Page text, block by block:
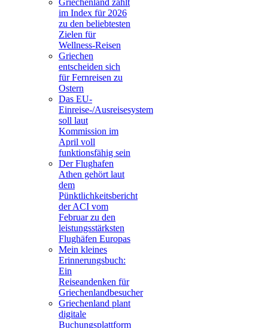
Griechenland zählt
im Index für 2026
zu den beliebtesten
Zielen für
Wellness-Reisen
Griechen
entscheiden sich
für Fernreisen zu
Ostern
Das EU-
Einreise-/Ausreisesystem
soll laut
Kommission im
April voll
funktionsfähig sein
Der Flughafen
Athen gehört laut
dem
Pünktlichkeitsbericht
der ACI vom
Februar zu den
leistungsstärksten
Flughäfen Europas
Mein kleines
Erinnerungsbuch:
Ein
Reiseandenken für
Griechenlandbesucher
Griechenland plant
digitale
Buchungsplattform